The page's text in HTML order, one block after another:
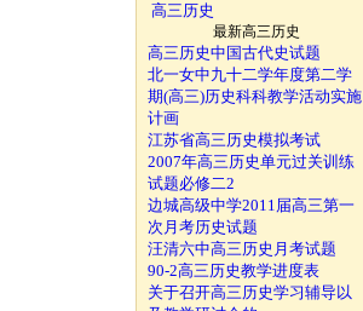
高三历史
最新高三历史
高三历史中国古代史试题
北一女中九十二学年度第二学
期(高三)历史科科教学活动实施
计画
江苏省高三历史模拟考试
2007年高三历史单元过关训练
试题必修二2
边城高级中学2011届高三第一
次月考历史试题
汪清六中高三历史月考试题
90-2高三历史教学进度表
关于召开高三历史学习辅导以